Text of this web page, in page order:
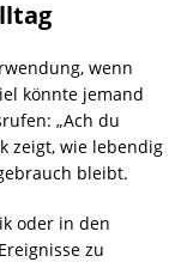
wenn
könnte jemand
„Ach du
zeigt, wie lebendig
bleibt.
oder in den
zu